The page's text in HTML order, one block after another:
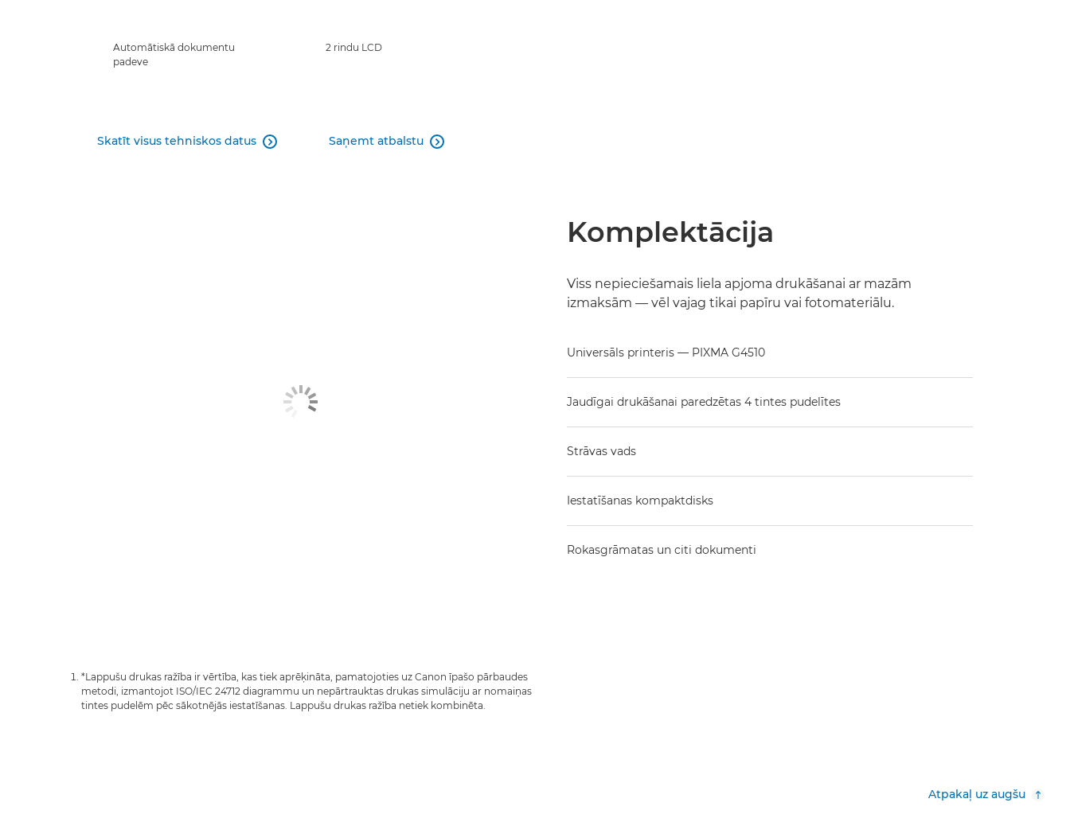
Automātiskā dokumentu
padeve
2 rindu LCD
Skatīt visus tehniskos datus  Saņemt atbalstu 
Komplektācija
Viss nepieciešamais liela apjoma drukāšanai ar mazām
izmaksām — vēl vajag tikai papīru vai fotomateriālu.
Universāls printeris — PIXMA G4510
Jaudīgai drukāšanai paredzētas 4 tintes pudelītes
Strāvas vads
Iestatīšanas kompaktdisks
Rokasgrāmatas un citi dokumenti
*Lappušu drukas ražība ir vērtība, kas tiek aprēķināta, pamatojoties uz Canon īpašo pārbaudes
metodi, izmantojot ISO/IEC 24712 diagrammu un nepārtrauktas drukas simulāciju ar nomaiņas
tintes pudelēm pēc sākotnējās iestatīšanas. Lappušu drukas ražība netiek kombinēta.
Atpakaļ uz augšu